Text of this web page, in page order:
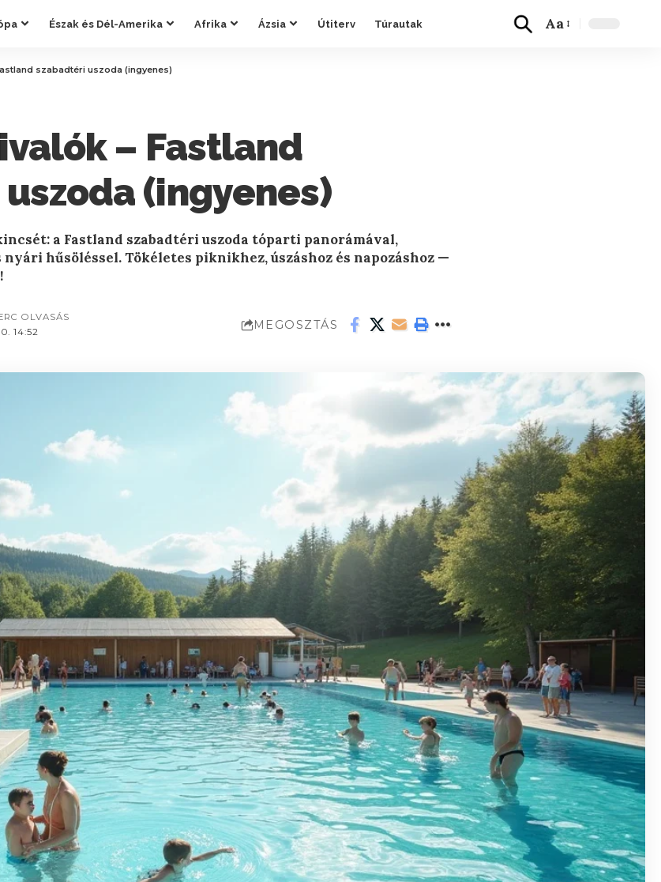
Észak és Dél-Amerika Afrika Ázsia Útiterv Túrautak Aa
szabadtéri uszoda (ingyenes)
– Fastland
(ingyenes)
a Fastland szabadtéri uszoda tóparti panorámával,
hűsöléssel. Tökéletes piknikhez, úszáshoz és napozáshoz —
14:52
OLVASÁS
MEGOSZTÁS